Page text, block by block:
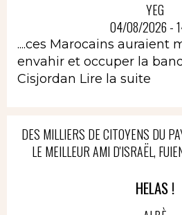
YEG
04/08/2026 -
....ces Marocains auraient
envahir et occuper la
Cisjordan Lire la suite
DES MILLIERS DE CITOYENS DU
LE MEILLEUR AMI D'ISRAËL,
HELAS !